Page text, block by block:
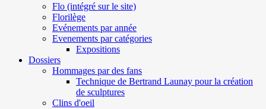
Flo (intégré sur le site)
Florilège
Evénements par année
Evenements par catégories
Expositions
Dossiers
Hommages par des fans
Technique de Bertrand Launay pour la création
de sculptures
Clins d'oeil